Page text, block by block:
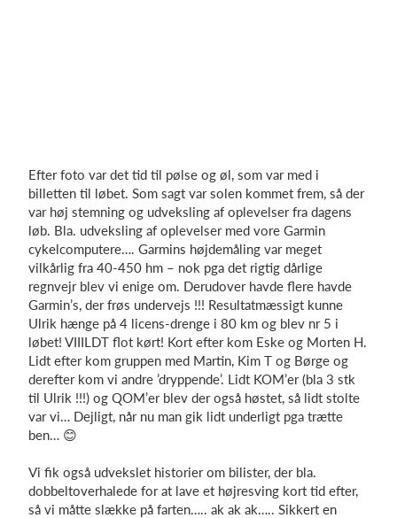
Efter foto var det tid til pølse og øl, som var med i
billetten til løbet. Som sagt var solen kommet frem, så der
var høj stemning og udveksling af oplevelser fra dagens
løb. Bla. udveksling af oplevelser med vore Garmin
cykelcomputere…. Garmins højdemåling var meget
vilkårlig fra 40-450 hm – nok pga det rigtig dårlige
regnvejr blev vi enige om. Derudover havde flere havde
Garmin’s, der frøs undervejs !!! Resultatmæssigt kunne
Ulrik hænge på 4 licens-drenge i 80 km og blev nr 5 i
løbet! VIIILDT flot kørt! Kort efter kom Eske og Morten H.
Lidt efter kom gruppen med Martin, Kim T og Børge og
derefter kom vi andre ’dryppende’. Lidt KOM’er (bla 3 stk
til Ulrik !!!) og QOM’er blev der også høstet, så lidt stolte
var vi… Dejligt, når nu man gik lidt underligt pga trætte
ben… 😊
Vi fik også udvekslet historier om bilister, der bla.
dobbeltoverhalede for at lave et højresving kort tid efter,
så vi måtte slække på farten….. ak ak ak….. Sikkert en